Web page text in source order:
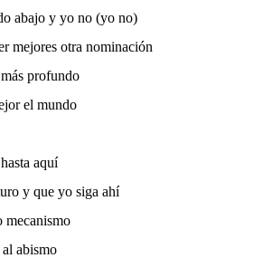
abajo y yo no (yo no)
mejores otra nominación
profundo
el mundo
aquí
y que yo siga ahí
mecanismo
abismo